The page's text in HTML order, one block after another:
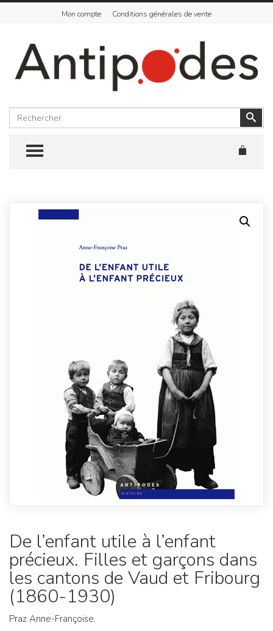
Mon compte Conditions générales de vente
Rechercher
TOGGLE MENU
De l’enfant utile à l’enfant
précieux. Filles et garçons dans
les cantons de Vaud et Fribourg
(1860-1930)
Praz Anne-Françoise,